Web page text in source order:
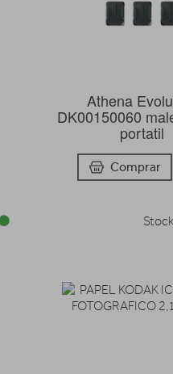
Athena
DK00150060
portatil
Comprar